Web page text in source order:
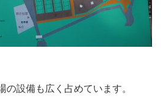
の設備も広く占めています。